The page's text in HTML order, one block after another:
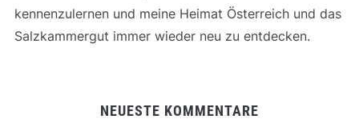
kennenzulernen und meine Heimat Österreich und das
Salzkammergut immer wieder neu zu entdecken.
NEUESTE KOMMENTARE